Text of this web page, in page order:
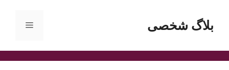
محتوابلاگ شخصی فهرست